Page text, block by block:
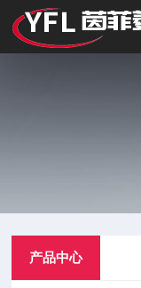
产品中心